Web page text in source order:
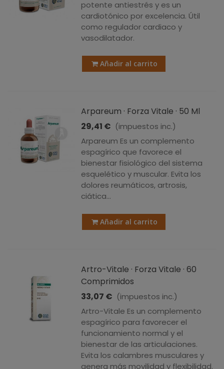
potente antiestrés y es un
cardiotónico por excelencia. Útil
como regulador cardiaco y
vasodilatador.
Añadir al carrito
Arpareum · Forza Vitale · 50 Ml
29,41 € (impuestos inc.)
Arpareum Es un complemento
espagírico que favorece el
bienestar fisiológico del sistema
esquelético y muscular. Evita los
dolores reumáticos, artrosis,
ciática…
Añadir al carrito
Artro-Vitale · Forza Vitale · 60
Comprimidos
33,07 € (impuestos inc.)
Artro-Vitale Es un complemento
espagírico para favorecer el
funcionamiento normal y el
bienestar de las articulaciones.
Evita los calambres musculares y
genera más movilidad y flexibilidad.